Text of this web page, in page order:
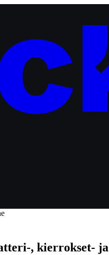
, kierrokset-